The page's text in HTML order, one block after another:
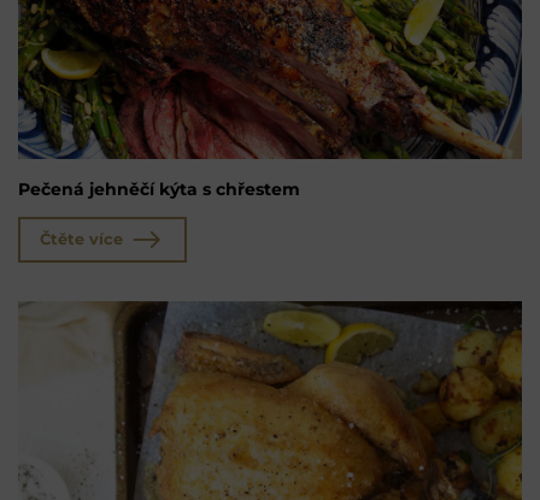
Pečená jehněčí kýta s chřestem
Čtěte více